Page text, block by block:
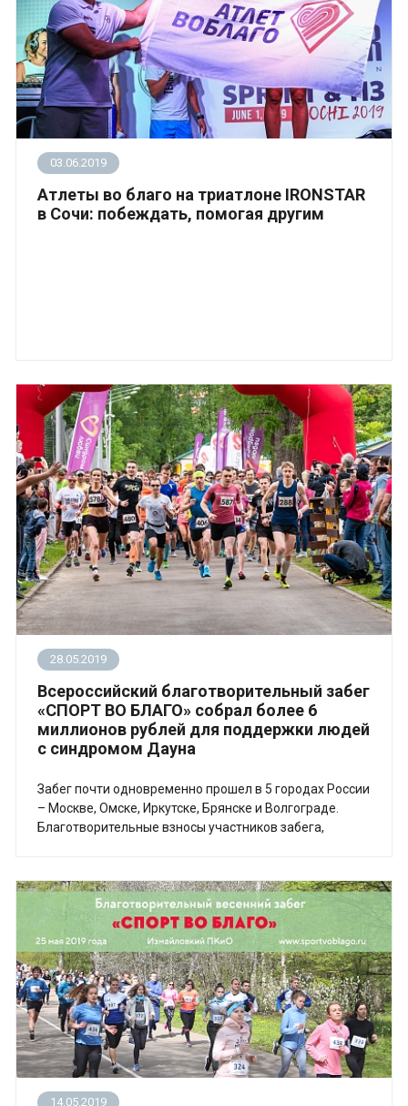
03.06.2019
Атлеты во благо на триатлоне IRONSTAR
в Сочи: побеждать, помогая другим
28.05.2019
Всероссийский благотворительный забег
«СПОРТ ВО БЛАГО» собрал более 6
миллионов рублей для поддержки людей
с синдромом Дауна
Забег почти одновременно прошел в 5 городах России
– Москве, Омске, Иркутске, Брянске и Волгограде.
Благотворительные взносы участников забега,
деньги помогут успешно финансировать
образовательные, спортивные и творческие
программы для людей с синдромом Дауна в нашей
стране.
14.05.2019